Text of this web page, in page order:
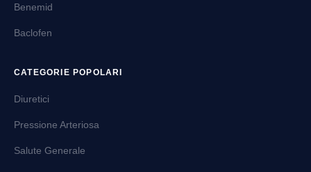
Benemid
Baclofen
CATEGORIE POPOLARI
Diuretici
Pressione Arteriosa
Salute Generale